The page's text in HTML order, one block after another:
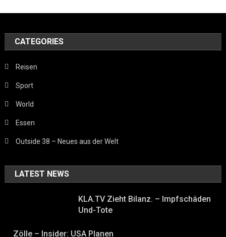
CATEGORIES
Reisen
Sport
World
Essen
Outside 38 – Neues aus der Welt
LATEST NEWS
KLA.TV Zieht Bilanz. – Impfschäden
Und-Tote
Zölle – Insider: USA Planen